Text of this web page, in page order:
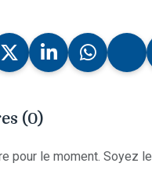
(0)
pour le moment. Soyez